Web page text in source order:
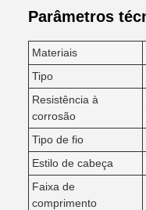
Parâmetros
Materiais
Tipo
Resistência à
corrosão
Tipo de fio
Estilo de cabeça
Faixa de
comprimento